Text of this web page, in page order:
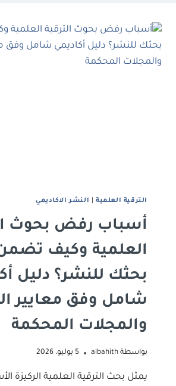
الترقية العلمية| النشر الاكاديمي
أسباب رفض بحوث
العلمية وكيف
بحثك للنشر؟ دليل
شامل وفق معايير
والمجلات المحكمة
بواسطة albahith 5 يوليو، 2026
يمثل بحث الترقية العلمية الركيزة